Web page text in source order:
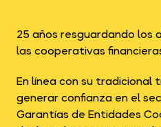
25 años resguardando los
las cooperativas
En línea con su tradicional
generar confianza en el
Garantías de Entidades